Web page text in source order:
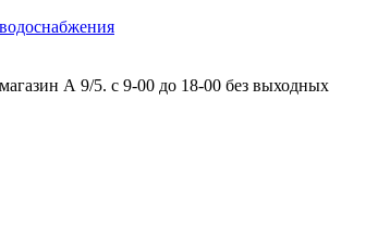
А 9/5. с 9-00 до 18-00 без выходных